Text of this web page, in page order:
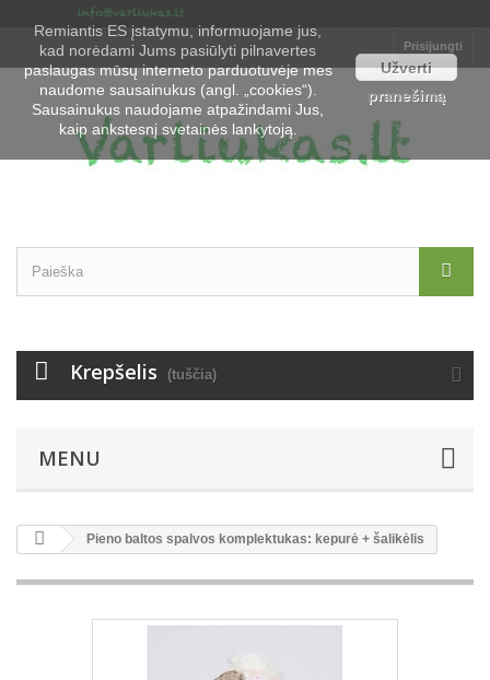
Prisijungti
Krepšelis (tuščia)
MENU
Pieno baltos spalvos komplektukas: kepurė + šalikėlis
Remiantis ES įstatymu, informuojame jus,
kad norėdami Jums pasiūlyti pilnavertes
paslaugas mūsų interneto parduotuvėje mes
naudome sausainukus (angl. „cookies“).
Sausainukus naudojame atpažindami Jus,
kaip ankstesnį svetainės lankytoją.
Užverti
pranešimą